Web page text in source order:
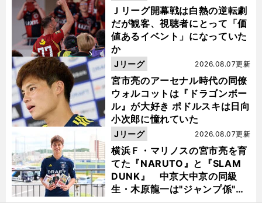
Ｊリーグ開幕戦は白熱の逆転劇
だが観客、視聴者にとって「価
値あるイベント」になっていた
か
宮市亮のアーセナル時代の同僚
ウォルコットは『ドラゴンボー
ル』が大好き ポドルスキは日向
小次郎に憧れていた
2026.08.07更新
Jリーグ
横浜Ｆ・マリノスの宮市亮を育
てた『NARUTO』と『SLAM
DUNK』 中京大中京の同級
生・木原龍一は"ジャンプ係"だ
った
2026.08.07更新
Jリーグ